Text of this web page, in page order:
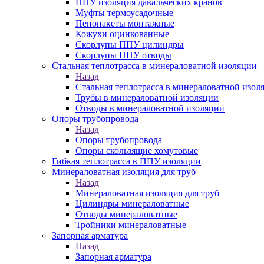
ППУ изоляция давальческих кранов
Муфты термоусадочные
Пенопакеты монтажные
Кожухи оцинкованные
Скорлупы ППУ цилиндры
Скорлупы ППУ отводы
Стальная теплотрасса в минераловатной изоляции
Назад
Стальная теплотрасса в минераловатной
Трубы в минераловатной изоляции
Отводы в минераловатной изоляции
Опоры трубопровода
Назад
Опоры трубопровода
Опоры скользящие хомутовые
Гибкая теплотрасса в ППУ изоляции
Минераловатная изоляция для труб
Назад
Минераловатная изоляция для труб
Цилиндры минераловатные
Отводы минераловатные
Тройники минераловатные
Запорная арматура
Назад
Запорная арматура